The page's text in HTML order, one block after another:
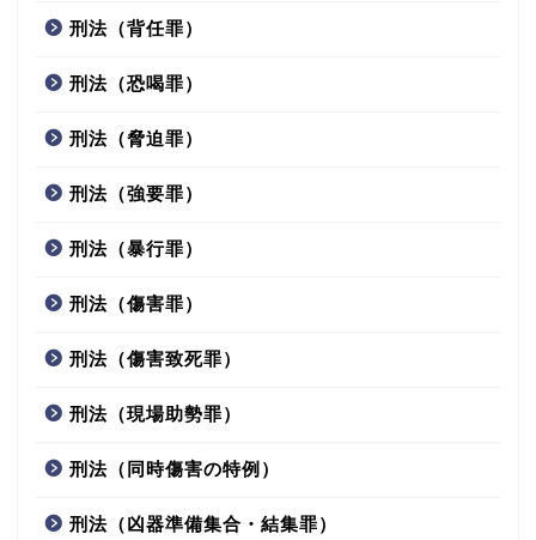
刑法（背任罪）
刑法（恐喝罪）
刑法（脅迫罪）
刑法（強要罪）
刑法（暴行罪）
刑法（傷害罪）
刑法（傷害致死罪）
刑法（現場助勢罪）
刑法（同時傷害の特例）
刑法（凶器準備集合・結集罪）